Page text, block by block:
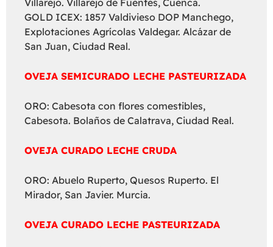
GOLD ICEX: 1857 Valdivieso DOP Manchego,
Explotaciones Agrícolas Valdegar. Alcázar de
San Juan, Ciudad Real.
OVEJA SEMICURADO LECHE PASTEURIZADA
ORO: Cabesota con flores comestibles,
Cabesota. Bolaños de Calatrava, Ciudad Real.
OVEJA CURADO LECHE CRUDA
ORO: Abuelo Ruperto, Quesos Ruperto. El
Mirador, San Javier. Murcia.
OVEJA CURADO LECHE PASTEURIZADA